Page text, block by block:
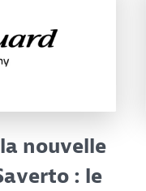
nouvelle
: le